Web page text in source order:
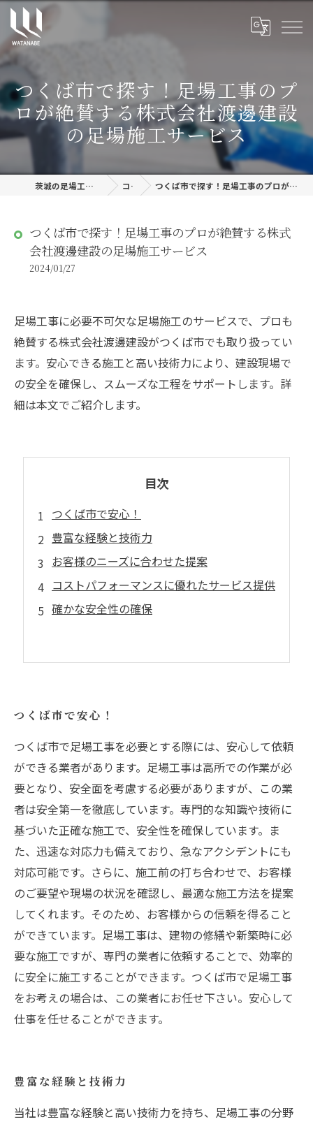
つくば市で探す！足場工事のプ
ロが絶賛する株式会社渡邊建設
の足場施工サービス
茨城の足場工事なら株式会社渡邊建設 コラム つくば市で探す！足場工事のプロが絶賛する株式会社渡邊建設の足場施工サービス
つくば市で探す！足場工事のプロが絶賛する株式
会社渡邊建設の足場施工サービス
2024/01/27
足場工事に必要不可欠な足場施工のサービスで、プロも
絶賛する株式会社渡邊建設がつくば市でも取り扱ってい
ます。安心できる施工と高い技術力により、建設現場で
の安全を確保し、スムーズな工程をサポートします。詳
細は本文でご紹介します。
目次
つくば市で安心！
豊富な経験と技術力
お客様のニーズに合わせた提案
コストパフォーマンスに優れたサービス提供
確かな安全性の確保
つくば市で安心！
つくば市で足場工事を必要とする際には、安心して依頼
ができる業者があります。足場工事は高所での作業が必
要となり、安全面を考慮する必要がありますが、この業
者は安全第一を徹底しています。専門的な知識や技術に
基づいた正確な施工で、安全性を確保しています。ま
た、迅速な対応力も備えており、急なアクシデントにも
対応可能です。さらに、施工前の打ち合わせで、お客様
のご要望や現場の状況を確認し、最適な施工方法を提案
してくれます。そのため、お客様からの信頼を得ること
ができています。足場工事は、建物の修繕や新築時に必
要な施工ですが、専門の業者に依頼することで、効率的
に安全に施工することができます。つくば市で足場工事
をお考えの場合は、この業者にお任せ下さい。安心して
仕事を任せることができます。
豊富な経験と技術力
当社は豊富な経験と高い技術力を持ち、足場工事の分野